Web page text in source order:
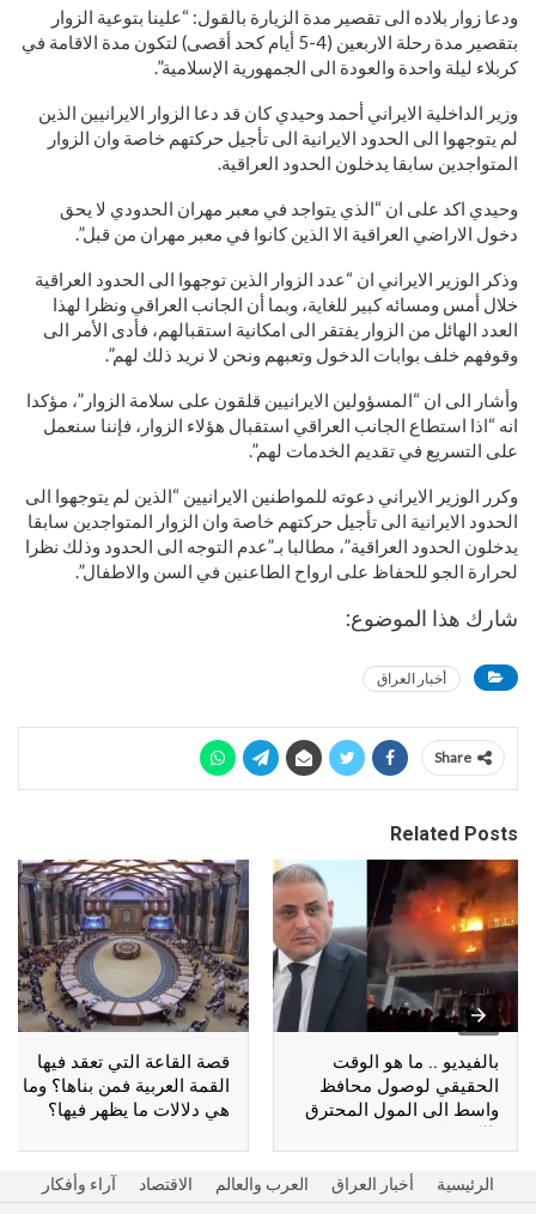
ودعا زوار بلاده الى تقصير مدة الزيارة بالقول: “علينا بتوعية الزوار
بتقصير مدة رحلة الاربعين (4-5 أيام كحد أقصى) لتكون مدة الاقامة في
كربلاء ليلة واحدة والعودة الى الجمهورية الإسلامية”.
وزير الداخلية الايراني أحمد وحيدي كان قد دعا الزوار الايرانيين الذين
لم يتوجهوا الى الحدود الايرانية الى تأجيل حركتهم خاصة وان الزوار
المتواجدين سابقا يدخلون الحدود العراقية.
وحيدي اكد على ان “الذي يتواجد في معبر مهران الحدودي لا يحق
دخول الاراضي العراقية الا الذين كانوا في معبر مهران من قبل”.
وذكر الوزير الايراني ان “عدد الزوار الذين توجهوا الى الحدود العراقية
خلال أمس ومسائه كبير للغاية، وبما أن الجانب العراقي ونظرا لهذا
العدد الهائل من الزوار يفتقر الى امكانية استقبالهم، فأدى الأمر الى
وقوفهم خلف بوابات الدخول وتعبهم ونحن لا نريد ذلك لهم”.
وأشار الى ان “المسؤولين الايرانيين قلقون على سلامة الزوار”، مؤكدا
انه “اذا استطاع الجانب العراقي استقبال هؤلاء الزوار، فإننا سنعمل
على التسريع في تقديم الخدمات لهم”.
وكرر الوزير الايراني دعوته للمواطنين الايرانيين “الذين لم يتوجهوا الى
الحدود الايرانية الى تأجيل حركتهم خاصة وان الزوار المتواجدين سابقا
يدخلون الحدود العراقية”، مطالبا بـ”عدم التوجه الى الحدود وذلك نظرا
لحرارة الجو للحفاظ على ارواح الطاعنين في السن والاطفال”.
شارك هذا الموضوع:
أخبار العراق
Share
Related Posts
بالفيديو .. ما هو الوقت
الحقيقي لوصول محافظ
واسط الى المول المحترق
بالكوت؟
قصة القاعة التي تعقد فيها
القمة العربية فمن بناها؟ وما
هي دلالات ما يظهر فيها؟
الرئيسية أخبار العراق العرب والعالم الاقتصاد آراء وأفكار